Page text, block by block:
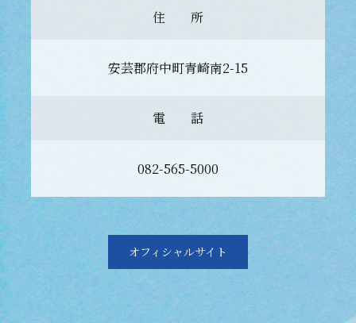
住 所
安芸郡府中町青崎南2-15
電 話
082-565-5000
オフィシャルサイト